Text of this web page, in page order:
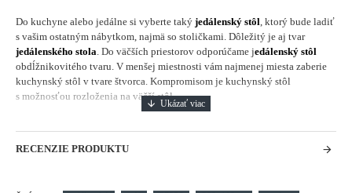
Do kuchyne alebo jedálne si vyberte taký jedálenský stôl, ktorý bude ladiť
s vašim ostatným nábytkom, najmä so stoličkami. Dôležitý je aj tvar
jedálenského stola. Do väčších priestorov odporúčame jedálenský stôl
obdĺžnikovitého tvaru. V menšej miestnosti vám najmenej miesta zaberie
kuchynský stôl v tvare štvorca. Kompromisom je kuchynský stôl
s možnosťou rozloženia na väčší stôl.
RECENZIE PRODUKTU